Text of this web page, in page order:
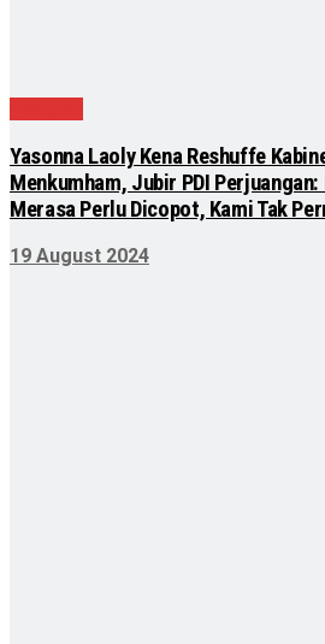
Yasonna Laoly Kena Reshuffe
Menkumham, Jubir PDI
Merasa Perlu Dicopot, Kami Tak
19 August 2024